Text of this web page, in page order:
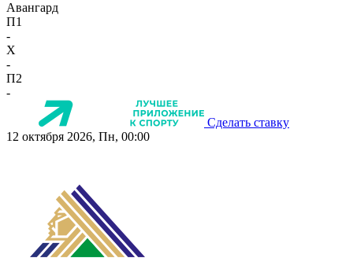
Авангард
П1
-
X
-
П2
-
Сделать ставку
12 октября 2026, Пн, 00:00